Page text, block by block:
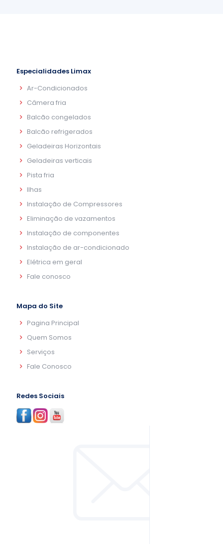
Especialidades Limax
Ar-Condicionados
Câmera fria
Balcão congelados
Balcão refrigerados
Geladeiras Horizontais
Geladeiras verticais
Pista fria
Ilhas
Instalação de Compressores
Eliminação de vazamentos
Instalação de componentes
Instalação de ar-condicionado
Elétrica em geral
Fale conosco
Mapa do Site
Pagina Principal
Quem Somos
Serviços
Fale Conosco
Redes Sociais